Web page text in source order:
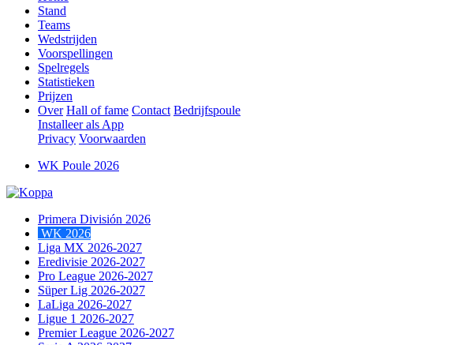
Stand
Teams
Wedstrijden
Voorspellingen
Spelregels
Statistieken
Prijzen
Over Hall of fame Contact Bedrijfspoule
Installeer als App
Privacy Voorwaarden
WK Poule 2026
Primera División 2026
WK 2026
Liga MX 2026-2027
Eredivisie 2026-2027
Pro League 2026-2027
Süper Lig 2026-2027
LaLiga 2026-2027
Ligue 1 2026-2027
Premier League 2026-2027